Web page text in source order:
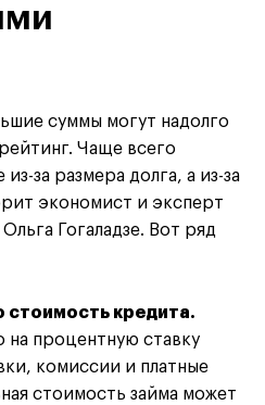
суммы могут надолго
Чаще всего
за размера долга, а из-за
экономист и эксперт
Гогаладзе. Вот ряд
стоимость кредита.
на процентную ставку
комиссии и платные
стоимость займа может